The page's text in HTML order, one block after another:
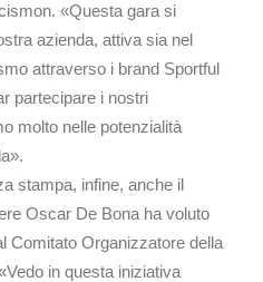
«Questa gara si
azienda, attiva sia nel
attraverso i brand Sportful
partecipare i nostri
molto nelle potenzialità
stampa, infine, anche il
Oscar De Bona ha voluto
Comitato Organizzatore della
in questa iniziativa